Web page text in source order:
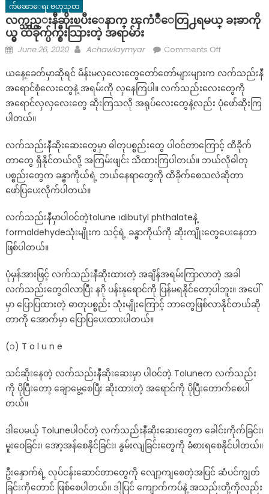
က်မၼာေရး ဗဟုသုတ
လက္သည္းနီဆိုးၿပီးေနာက္ ၾကံဳေတြ႕ရမယ္ ခႏၶာကို
ယ္မွ ထိခိုက္ပ်က္စီးသြားတဲ့ အရာမ်ား
Posted
June 26, 2020 Author
Achawlaymyar Comments Offon
က္
သ
ည္း
ၿ
ပီးေ
နာ
က္
မွ
ထိ
စီး
သြား
ရာ
မ်ား
ယနေ့ခေတ်မှာဆိုရင် မိန်းမလှလေးတွေတော်တော်များများက လက်သည်းနီ
အရောင်စုံလေးတွေနဲ့ အရမ်းကို လှနေကြပါ။ လက်သည်းလေးတွေကို
အရောင်လှလှလေးတွေ ဆိုးကြသလို အရုပ်လေးတွေနဲ့လည်း ပုံဖော်ဆိုးကြ
ပါတယ်။
လက်သည်းနီဆိုးဆေးတွေမှာ ဓါတုပစ္စည်းတွေ ပါဝင်တာကြောင့် ထိခိုက်
တာတွေ ရှိနိုင်တယ်လို့ အကြမ်းဖျင်း သိထားကြပါတယ်။ ဘယ်လိုဓါတု
ပစ္စည်းတွေက ခန္ဓာကိုယ်ရဲ့ ဘယ်နေရာတွေကို ထိခိုက်စေသလဲဆိုတာ
ဖော်ပြပေးလိုက်ပါတယ်။
လက်သည်းနီမှာပါဝင်တဲ့tolune ၊dibutyl phthalateနဲ့
formaldehydeသုံးမျိုးက သင့်ရဲ့ ခန္ဓာကိုယ်ကို ဆိုးကျိုးတွေပေးနေတာ
ဖြစ်ပါတယ်။
ပုံမှန်အားဖြင့် လက်သည်းနီဆိုးထားတဲ့ အချိန်အရမ်းကြာလာတဲ့ အခါ
လက်သည်းတွေဝါလာပြီး နဂို ပန်းနုရောင်ကို ပြန်မရနိုင်တော့ပါဘူး။ အပေါ်
မှာ ပြောပြထားတဲ့ ဓာတုပစ္စည်း သုံးမျိုးကြောင့် ဘာတွေဖြစ်လာနိုင်တယ်ဆို
တာကို အောက်မှာ ပြောပြပေးထားပါတယ်။
(၁) T o l u n e
သင်ဆိုးနေတဲ့ လက်သည်းနီဆိုးဆေးမှာ ပါဝင်တဲ့ Toluneက လက်သည်း
ကို ပိုပြီးတော့ ချောမွေ့စေပြီး ဆိုးထားတဲ့ အရောင်ကို ပိုပြီးတောက်စေပါ
တယ်။
ဒါပေမယ့် Toluneပါဝင်တဲ့ လက်သည်းနီဆိုးဆေးတွေက ခေါင်းကိုက်ခြင်း၊
မူးဝေခြင်း၊ အော့အန်စေနိုင်ခြင်း၊ နွမ်းလျခြင်းတွေကို ခံစားရစေနိုင်ပါတယ်။
ဦးနှောက်ရဲ့ လုပ်ငန်းဆောင်တာတွေကို လျော့ကျစေတဲ့အပြင် ဆံပင်ကျွတ်
ခြင်းကိုတောင် ဖြစ်စေပါတယ်။ ဒါ့ပြင် ကျောက်ကပ်နဲ့ အသည်းတို့ကိုလည်း